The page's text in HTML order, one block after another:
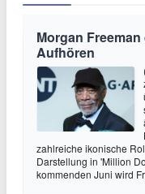
Morgan
Aufhören
zahlreiche ikonische
Darstellung in 'Million
kommenden Juni wird